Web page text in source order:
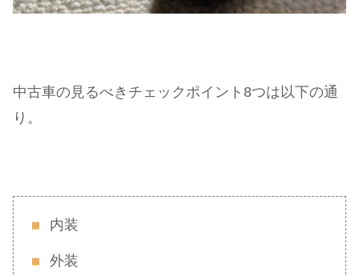
中古車の見るべきチェックポイント8つは以下の通
り。
内装
外装